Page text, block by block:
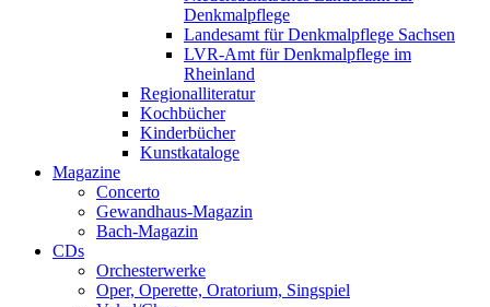
Denkmalpflege
Landesamt für Denkmalpflege Sachsen
LVR-Amt für Denkmalpflege im
Rheinland
Regionalliteratur
Kochbücher
Kinderbücher
Kunstkataloge
Magazine
Concerto
Gewandhaus-Magazin
Bach-Magazin
CDs
Orchesterwerke
Oper, Operette, Oratorium, Singspiel